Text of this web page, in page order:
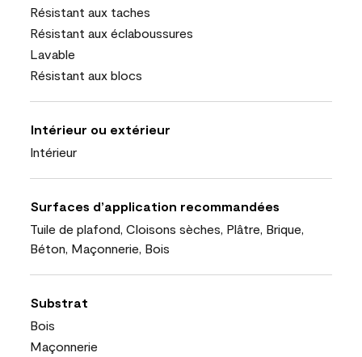
Résistant aux taches
Résistant aux éclaboussures
Lavable
Résistant aux blocs
Intérieur ou extérieur
Intérieur
Surfaces d’application recommandées
Tuile de plafond, Cloisons sèches, Plâtre, Brique,
Béton, Maçonnerie, Bois
Substrat
Bois
Maçonnerie